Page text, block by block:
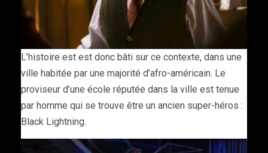
L’histoire est est donc bâti sur ce contexte, dans une
ville habitée par une majorité d’afro-américain. Le
proviseur d’une école réputée dans la ville est tenue
par homme qui se trouve être un ancien super-héros :
Black Lightning.